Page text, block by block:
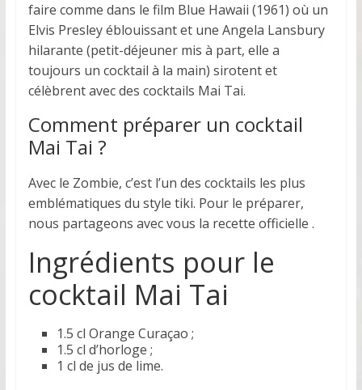
faire comme dans le film Blue Hawaii (1961) où un
Elvis Presley éblouissant et une Angela Lansbury
hilarante (petit-déjeuner mis à part, elle a
toujours un cocktail à la main) sirotent et
célèbrent avec des cocktails Mai Tai.
Comment préparer un cocktail
Mai Tai ?
Avec le Zombie, c’est l’un des cocktails les plus
emblématiques du style tiki. Pour le préparer,
nous partageons avec vous la recette officielle .
Ingrédients pour le
cocktail Mai Tai
1.5 cl Orange Curaçao ;
1.5 cl d’horloge ;
1 cl de jus de lime.